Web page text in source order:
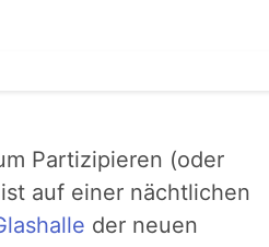
Partizipieren (oder
auf einer nächtlichen
der neuen